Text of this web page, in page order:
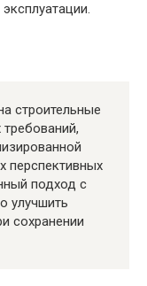
строительные
перспективных
подход с
улучшить
сохранении